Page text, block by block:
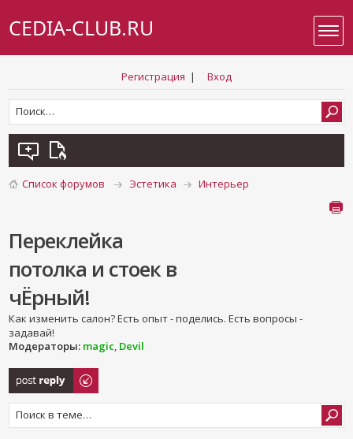
CEDIA-CLUB.RU
Регистрация | Вход
Список форумов Эстетика Интерьер
Переклейка
потолка и стоек в
чЁрный!
Как изменить салон? Есть опыт - поделись. Есть вопросы -
задавай!
Модераторы: magic, Devil
Ответить